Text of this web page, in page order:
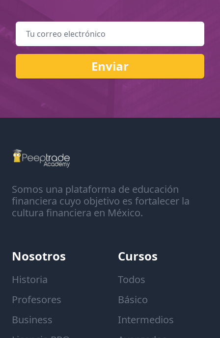
Correo Electrónico
Enviar
Somos una plataforma de educación
financiera cuyo objetivo es fortalecer la
cultura financiera en México.
Nosotros
Historia
Profesores
Business
Cursos
Todos
Básico
Intermedios